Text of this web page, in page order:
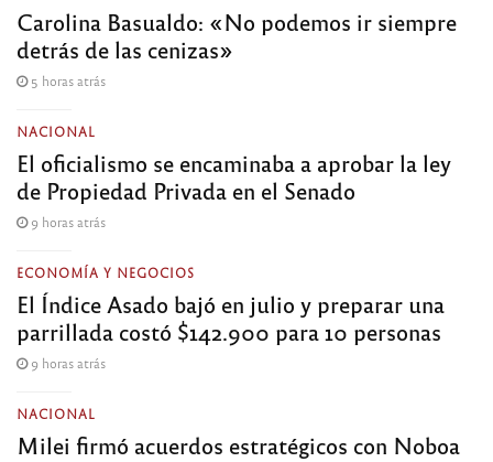
Carolina Basualdo: «No podemos ir siempre
detrás de las cenizas»
5 horas atrás
NACIONAL
El oficialismo se encaminaba a aprobar la ley
de Propiedad Privada en el Senado
9 horas atrás
ECONOMÍA Y NEGOCIOS
El Índice Asado bajó en julio y preparar una
parrillada costó $142.900 para 10 personas
9 horas atrás
NACIONAL
Milei firmó acuerdos estratégicos con Noboa